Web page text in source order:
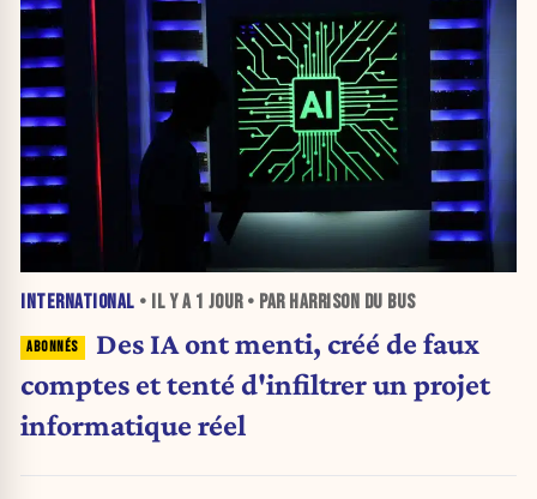
INTERNATIONAL • IL Y A 1 JOUR• PAR HARRISON DU BUS
Des IA ont menti, créé de faux
comptes et tenté d'infiltrer un projet
informatique réel